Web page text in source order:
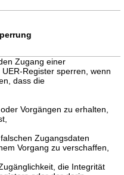
Zugang einer
Register sperren, wenn
dass die
Vorgängen zu erhalten,
Zugangsdaten
Vorgang zu verschaffen,
die Integrität